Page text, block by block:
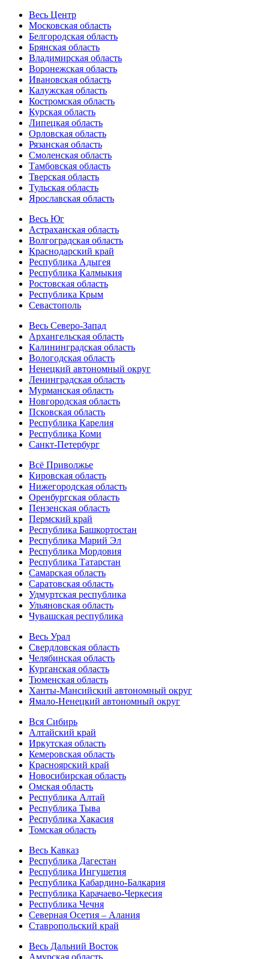
Весь Центр
Московская область
Белгородская область
Брянская область
Владимирская область
Воронежская область
Ивановская область
Калужская область
Костромская область
Курская область
Липецкая область
Орловская область
Рязанская область
Смоленская область
Тамбовская область
Тверская область
Тульская область
Ярославская область
Весь Юг
Астраханская область
Волгоградская область
Краснодарский край
Республика Адыгея
Республика Калмыкия
Ростовская область
Республика Крым
Севастополь
Весь Северо-Запад
Архангельская область
Калининградская область
Вологодская область
Ненецкий автономный округ
Ленинградская область
Мурманская область
Новгородская область
Псковская область
Республика Карелия
Республика Коми
Санкт-Петербург
Всё Приволжье
Кировская область
Нижегородская область
Оренбургская область
Пензенская область
Пермский край
Республика Башкортостан
Республика Марий Эл
Республика Мордовия
Республика Татарстан
Самарская область
Саратовская область
Удмуртская республика
Ульяновская область
Чувашская республика
Весь Урал
Свердловская область
Челябинская область
Курганская область
Тюменская область
Ханты-Мансийский автономный округ
Ямало-Ненецкий автономный округ
Вся Сибирь
Алтайский край
Иркутская область
Кемеровская область
Красноярский край
Новосибирская область
Омская область
Республика Алтай
Республика Тыва
Республика Хакасия
Томская область
Весь Кавказ
Республика Дагестан
Республика Ингушетия
Республика Кабардино-Балкария
Республика Карачаево-Черкесия
Республика Чечня
Северная Осетия – Алания
Ставропольский край
Весь Дальний Восток
Амурская область